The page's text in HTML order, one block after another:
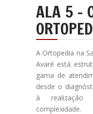
ALA 5 -
A Ortopedia na
Avaré está
gama de
desde o
à